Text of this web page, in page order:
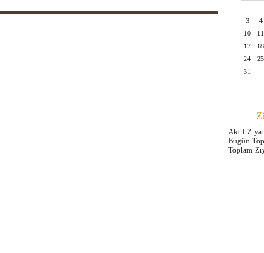
3
4
10
11
17
18
24
25
31
Aktif
Bugün
Toplam